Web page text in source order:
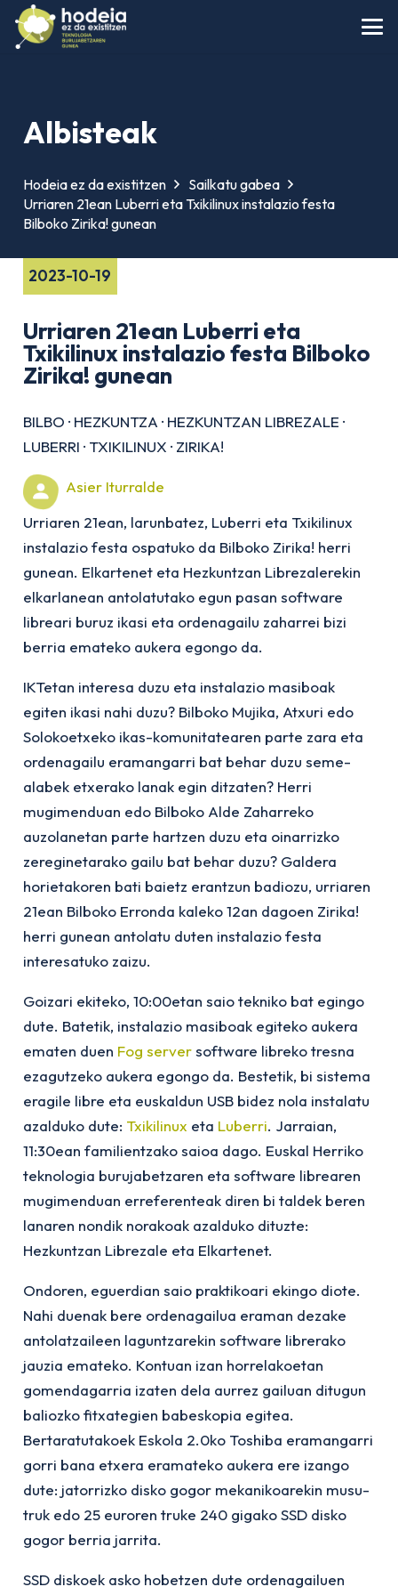
Albisteak
Hodeia ez da existitzen
Sailkatu gabea
Urriaren 21ean Luberri eta Txikilinux instalazio festa
Bilboko Zirika! gunean
2023-10-19
Urriaren 21ean Luberri eta
Txikilinux instalazio festa Bilboko
Zirika! gunean
BILBO · HEZKUNTZA · HEZKUNTZAN LIBREZALE ·
LUBERRI · TXIKILINUX · ZIRIKA!
Asier Iturralde
Urriaren 21ean, larunbatez, Luberri eta Txikilinux
instalazio festa ospatuko da Bilboko Zirika! herri
gunean. Elkartenet eta Hezkuntzan Librezalerekin
elkarlanean antolatutako egun pasan software
libreari buruz ikasi eta ordenagailu zaharrei bizi
berria emateko aukera egongo da.
IKTetan interesa duzu eta instalazio masiboak
egiten ikasi nahi duzu? Bilboko Mujika, Atxuri edo
Solokoetxeko ikas-komunitatearen parte zara eta
ordenagailu eramangarri bat behar duzu seme-
alabek etxerako lanak egin ditzaten? Herri
mugimenduan edo Bilboko Alde Zaharreko
auzolanetan parte hartzen duzu eta oinarrizko
zereginetarako gailu bat behar duzu? Galdera
horietakoren bati baietz erantzun badiozu, urriaren
21ean Bilboko Erronda kaleko 12an dagoen Zirika!
herri gunean antolatu duten instalazio festa
interesatuko zaizu.
Goizari ekiteko, 10:00etan saio tekniko bat egingo
dute. Batetik, instalazio masiboak egiteko aukera
ematen duen Fog serversoftware libreko tresna
ezagutzeko aukera egongo da. Bestetik, bi sistema
eragile libre eta euskaldun USB bidez nola instalatu
azalduko dute: Txikilinux eta Luberri. Jarraian,
11:30ean familientzako saioa dago. Euskal Herriko
teknologia burujabetzaren eta software librearen
mugimenduan erreferenteak diren bi taldek beren
lanaren nondik norakoak azalduko dituzte:
Hezkuntzan Librezale eta Elkartenet.
Ondoren, eguerdian saio praktikoari ekingo diote.
Nahi duenak bere ordenagailua eraman dezake
antolatzaileen laguntzarekin software librerako
jauzia emateko. Kontuan izan horrelakoetan
gomendagarria izaten dela aurrez gailuan ditugun
baliozko fitxategien babeskopia egitea.
Bertaratutakoek Eskola 2.0ko Toshiba eramangarri
gorri bana etxera eramateko aukera ere izango
dute: jatorrizko disko gogor mekanikoarekin musu-
truk edo 25 euroren truke 240 gigako SSD disko
gogor berria jarrita.
SSD diskoek asko hobetzen dute ordenagailuen